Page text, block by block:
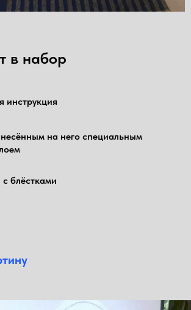
в набор
инструкция
на него специальным
с блёстками